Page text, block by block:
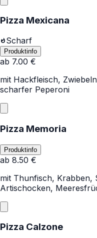
Pizza Mexicana
Scharf
Produktinfo
ab 7.00 €
mit Hackfleisch,
scharfer Peperoni
Pizza Memoria
Produktinfo
ab 8.50 €
mit Thunfisch, Krabben,
Artischocken,
Pizza Calzone